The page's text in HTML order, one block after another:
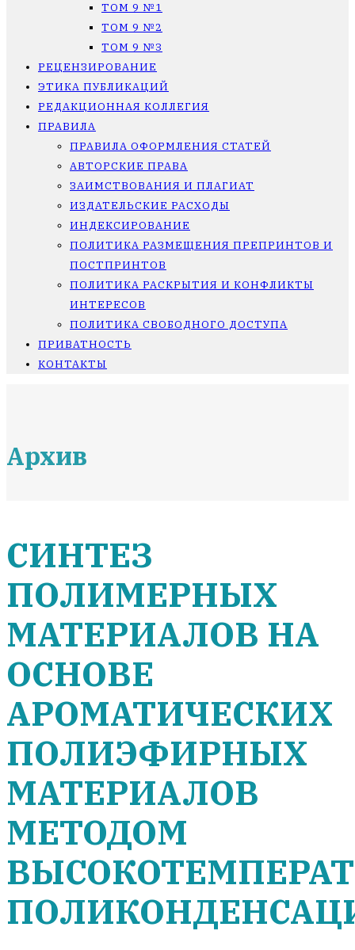
ТОМ 9 №1
ТОМ 9 №2
ТОМ 9 №3
РЕЦЕНЗИРОВАНИЕ
ЭТИКА ПУБЛИКАЦИЙ
РЕДАКЦИОННАЯ КОЛЛЕГИЯ
ПРАВИЛА
ПРАВИЛА ОФОРМЛЕНИЯ СТАТЕЙ
АВТОРСКИЕ ПРАВА
ЗАИМСТВОВАНИЯ И ПЛАГИАТ
ИЗДАТЕЛЬСКИЕ РАСХОДЫ
ИНДЕКСИРОВАНИЕ
ПОЛИТИКА РАЗМЕЩЕНИЯ ПРЕПРИНТОВ И
ПОСТПРИНТОВ
ПОЛИТИКА РАСКРЫТИЯ И КОНФЛИКТЫ
ИНТЕРЕСОВ
ПОЛИТИКА СВОБОДНОГО ДОСТУПА
ПРИВАТНОСТЬ
КОНТАКТЫ
Архив
СИНТЕЗ
ПОЛИМЕРНЫХ
МАТЕРИАЛОВ НА
ОСНОВЕ
АРОМАТИЧЕСКИХ
ПОЛИЭФИРНЫХ
МАТЕРИАЛОВ
МЕТОДОМ